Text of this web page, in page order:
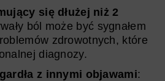
się dłużej niż 2
ból może być sygnałem
zdrowotnych, które
diagnozy.
z innymi objawami: